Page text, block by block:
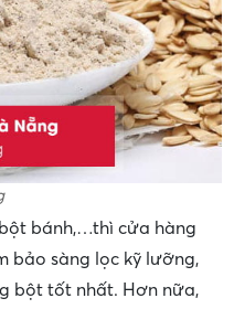
bánh,…thì cửa hàng
bảo sàng lọc kỹ lưỡng,
bột tốt nhất. Hơn nữa,